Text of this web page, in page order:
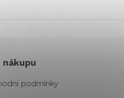
nákupu
podmínky